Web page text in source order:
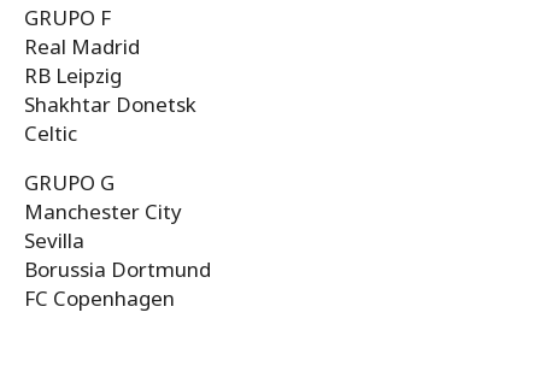
GRUPO F
Real Madrid
RB Leipzig
Shakhtar Donetsk
Celtic
GRUPO G
Manchester City
Sevilla
Borussia Dortmund
FC Copenhagen